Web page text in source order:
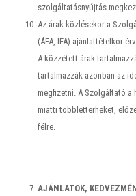
szolgáltatásnyújtás
Az árak közlésekor a
(ÁFA, IFA) ajánlattételkor
A közzétett árak
tartalmazzák azonban az
megfizetni. A Szolgáltató a
miatti többletterheket,
félre.
AJÁNLATOK,